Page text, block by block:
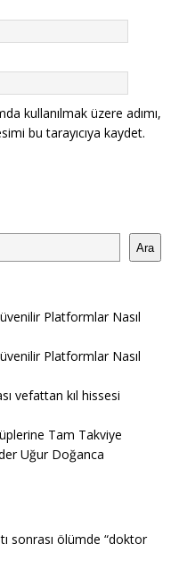
kullanılmak üzere adımı,
bu tarayıcıya kaydet.
Ara
Platformlar Nasıl
Platformlar Nasıl
vefattan kıl hissesi
Tam Takviye
Uğur Doğanca
sonrası ölümde “doktor